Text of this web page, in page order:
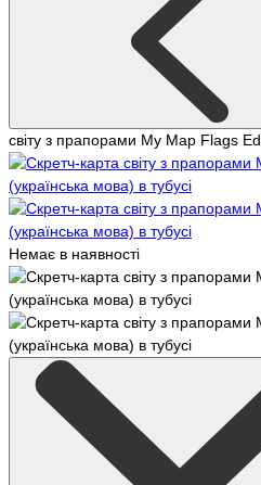
світу з прапорами My Map Flags
Немає в наявності